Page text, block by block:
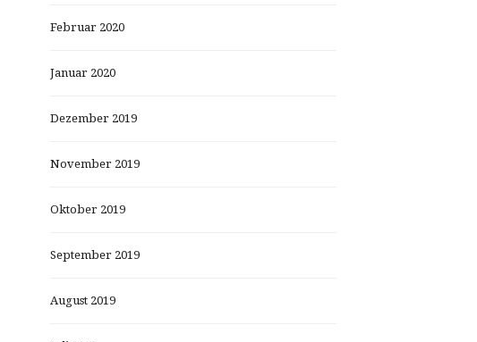
Februar 2020
Januar 2020
Dezember 2019
November 2019
Oktober 2019
September 2019
August 2019